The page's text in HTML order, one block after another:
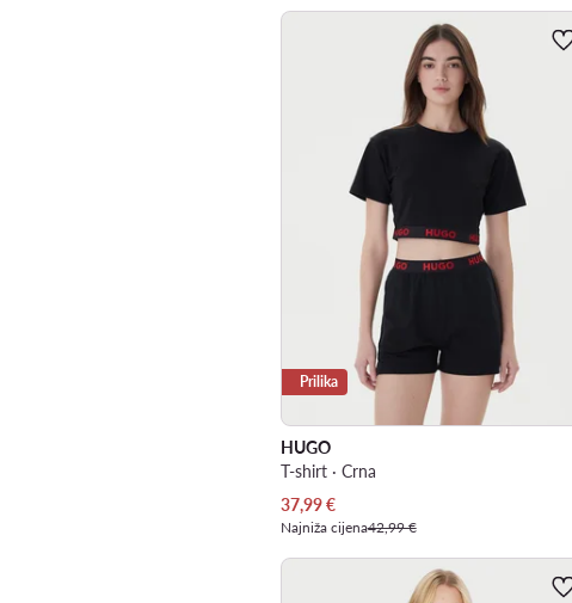
Prilika
HUGO
T-shirt · Crna
Trenutna cijena
37,99€
Najniža cijena42,99 €